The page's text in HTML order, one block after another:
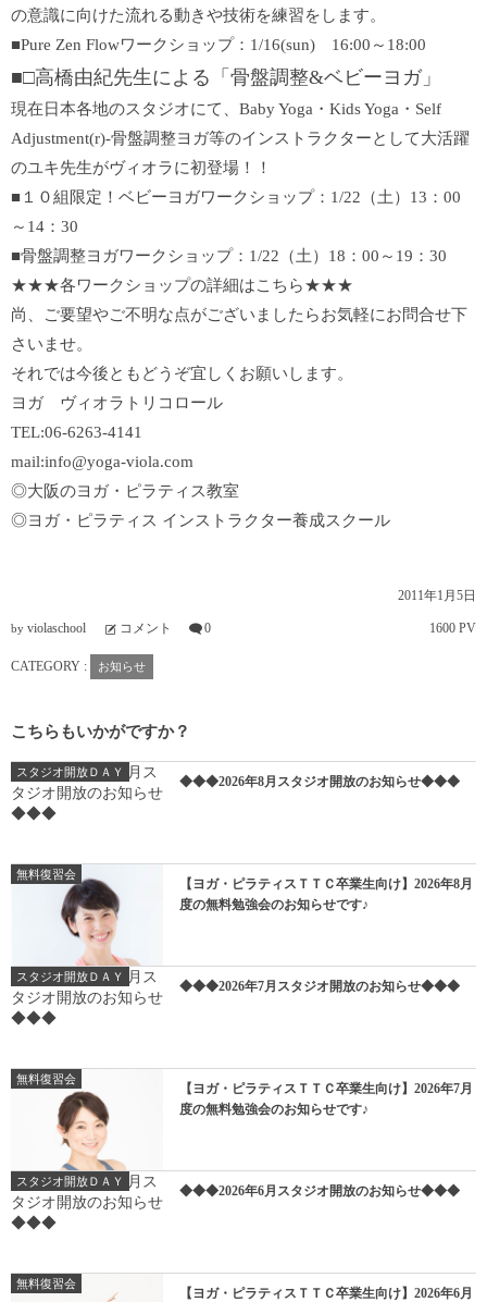
の意識に向けた流れる動きや技術を練習をします。
■Pure Zen Flowワークショップ：1/16(sun) 16:00～18:00
■□高橋由紀先生による「骨盤調整&ベビーヨガ」
現在日本各地のスタジオにて、Baby Yoga・Kids Yoga・Self
Adjustment(r)-骨盤調整ヨガ等のインストラクターとして大活躍
のユキ先生がヴィオラに初登場！！
■１０組限定！ベビーヨガワークショップ：1/22（土）13：00
～14：30
■骨盤調整ヨガワークショップ：1/22（土）18：00～19：30
★★★各ワークショップの詳細はこちら★★★
尚、ご要望やご不明な点がございましたらお気軽にお問合せ下
さいませ。
それでは今後ともどうぞ宜しくお願いします。
ヨガ ヴィオラトリコロール
TEL:06-6263-4141
mail:info@yoga-viola.com
◎大阪のヨガ・ピラティス教室
◎ヨガ・ピラティス インストラクター養成スクール
2011年1月5日
by violaschool コメント 0 1600 PV
CATEGORY : お知らせ
こちらもいかがですか？
スタジオ開放ＤＡＹ
◆◆◆2026年8月スタジオ開放のお知らせ◆◆◆
無料復習会
【ヨガ・ピラティスＴＴＣ卒業生向け】2026年8月
度の無料勉強会のお知らせです♪
スタジオ開放ＤＡＹ
◆◆◆2026年7月スタジオ開放のお知らせ◆◆◆
無料復習会
【ヨガ・ピラティスＴＴＣ卒業生向け】2026年7月
度の無料勉強会のお知らせです♪
スタジオ開放ＤＡＹ
◆◆◆2026年6月スタジオ開放のお知らせ◆◆◆
無料復習会
【ヨガ・ピラティスＴＴＣ卒業生向け】2026年6月